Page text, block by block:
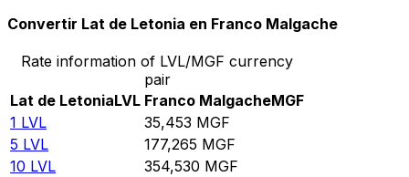
Convertir Lat de Letonia en Franco Malgache
Rate information of LVL/MGF currency
pair
Lat de LetoniaLVL Franco MalgacheMGF
1 LVL 35,453 MGF
5 LVL 177,265 MGF
10 LVL 354,530 MGF